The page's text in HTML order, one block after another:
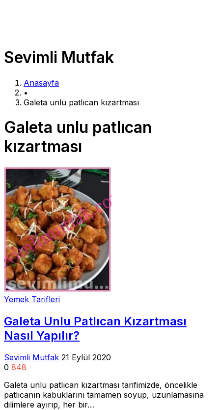
Sevimli Mutfak
Anasayfa
•
Galeta unlu patlıcan kızartması
Galeta unlu patlıcan
kızartması
Yemek Tarifleri
Galeta Unlu Patlıcan Kızartması
Nasıl Yapılır?
Sevimli Mutfak 21 Eylül 2020
0 848
Galeta unlu patlıcan kızartması tarifimizde, öncelikle
patlıcanın kabuklarını tamamen soyup, uzunlamasına
dilimlere ayırıp, her bir…